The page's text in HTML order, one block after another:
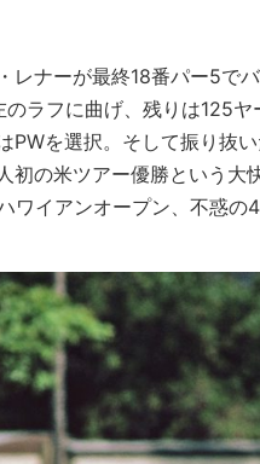
レナーが最終18番パー5で
ラフに曲げ、残りは125
PWを選択。そして振り抜
初の米ツアー優勝という
ワイアンオープン、不惑の